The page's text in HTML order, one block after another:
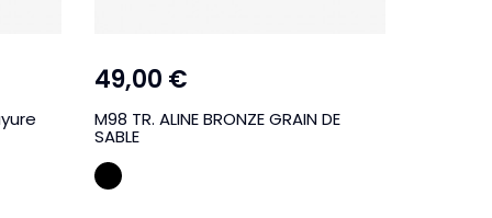
49,00 €
M98 TR. ALINE BRONZE GRAIN DE
SABLE
Bronze